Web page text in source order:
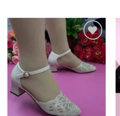
Add to
wishlist